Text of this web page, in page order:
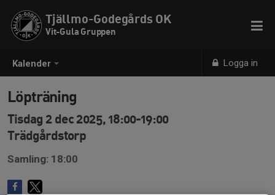
Kalender Logga in
Tjällmo-Godegårds OK
Vit-Gula Gruppen
Löpträning
Tisdag 2 dec 2025, 18:00-19:00
Trädgårdstorp
Samling: 18:00